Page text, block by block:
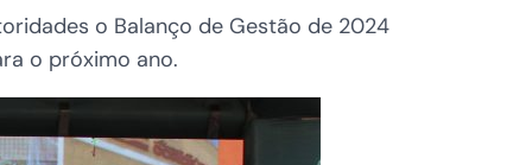
o Balanço de Gestão de 2024
o próximo ano.